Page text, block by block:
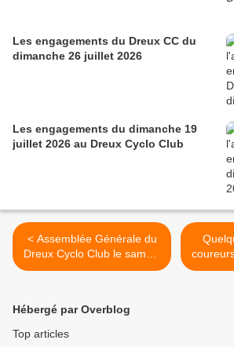
Les engagements du Dreux CC du
dimanche 26 juillet 2026
Les engagements du dimanche 19
juillet 2026 au Dreux Cyclo Club
< Assemblée Générale du
Dreux Cyclo Club le samedi
23 novembre 2019
Hébergé par Overblog
Top articles